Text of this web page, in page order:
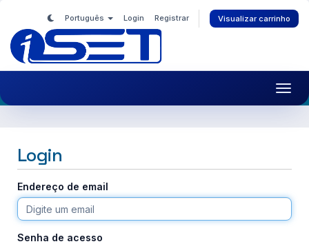
Português Login Registrar Visualizar carrinho
Login
Endereço de email
Senha de acesso